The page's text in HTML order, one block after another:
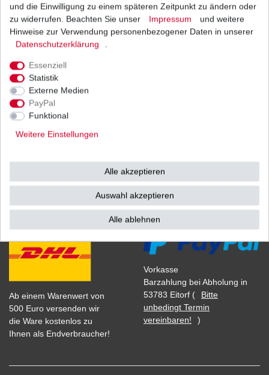
1 Stück | 82,49 € / Stück
inkl. ges. MwSt. zzgl.
Ab einem Warenwert von
500 Euro versenden wir
die Ware kostenlos zu
Ihnen als Endverbraucher!
Bezahlarten
Vorkasse
Barzahlung bei Abholung in
53783 Eitorf (
Bitte
unbedingt Termin
vereinbaren!
)
und die Einwilligung zu einem späteren Zeitpunkt zu ändern oder
zu widerrufen. Beachten Sie unser
Impressum
und weitere
Hinweise zur Verwendung personenbezogener Daten in unserer
Daten­schutz­erklärung
.
Essenziell
Statistik
Externe Medien
PayPal
Funktional
Weitere Einstellungen
Alle akzeptieren
Auswahl akzeptieren
Alle ablehnen